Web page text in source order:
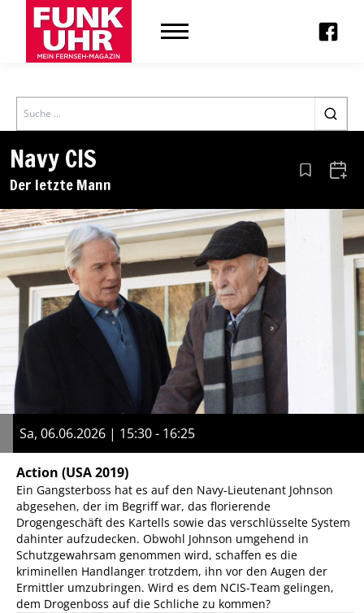
Search
Navy CIS
Der letzte Mann Aus den
Sa, 06.06.2026 | 15:30 - 16:25
Action (USA 2019)
Ein Gangsterboss hat es auf den Navy-Lieutenant Johnson
abgesehen, der im Begriff war, das florierende
Drogengeschäft des Kartells sowie das verschlüsselte System
dahinter aufzudecken. Obwohl Johnson umgehend in
Schutzgewahrsam genommen wird, schaffen es die
kriminellen Handlanger trotzdem, ihn vor den Augen der
Ermittler umzubringen. Wird es dem NCIS-Team gelingen,
dem Drogenboss auf die Schliche zu kommen?